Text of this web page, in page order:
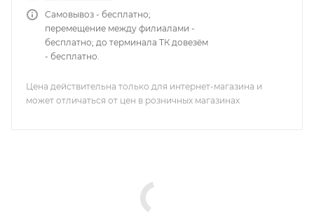
Самовывоз - бесплатно;
перемещение между филиалами -
бесплатно; до терминала ТК довезём
- бесплатно.
Цена действительна только для интернет-магазина и
может отличаться от цен в розничных магазинах